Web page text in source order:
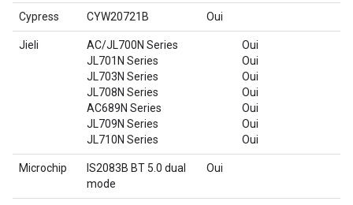
Cypress CYW20721B Oui
Jieli
AC/JL700N Series
JL701N Series
JL703N Series
JL708N Series
AC689N Series
JL709N Series
JL710N Series
Oui
Oui
Oui
Oui
Oui
Oui
Oui
Microchip
IS2083B BT 5.0 dual
mode
Oui